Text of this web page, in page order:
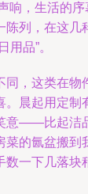
响，生活的
陈列，在这几
用品”。
同，这类在物
。晨起用定制
意——比起洁
菜的氤盆搬到
数一下几落块